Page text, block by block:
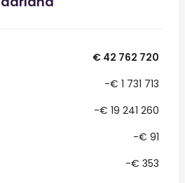
€ 42 762 720
-€ 1 731 713
-€ 19 241 260
-€ 91
-€ 353